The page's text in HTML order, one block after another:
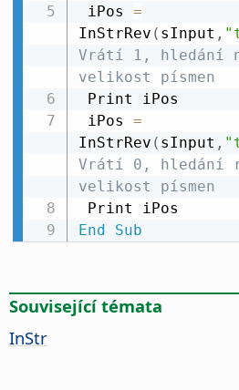
iPos =
InStrRev ( sInput ,
Vrátí 1, hledání
velikost písmen
iPos =
InStrRev ( sInput ,
Vrátí 0, hledání
velikost písmen
End
Sub
Související témata
InStr